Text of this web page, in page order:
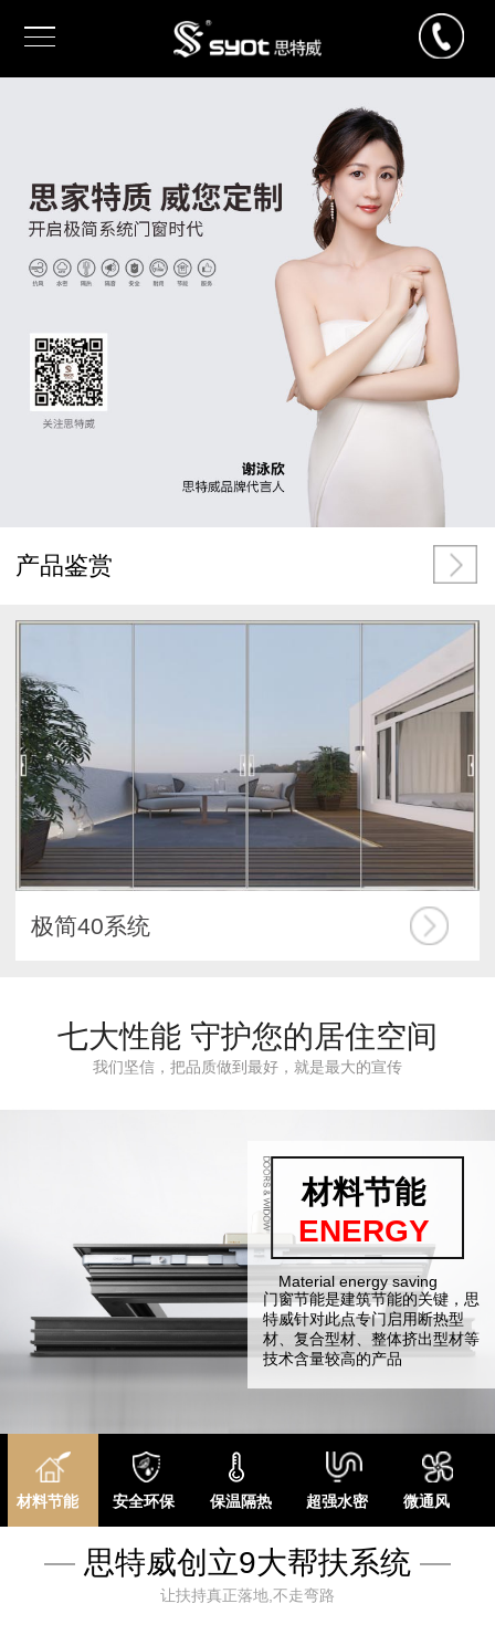
产品鉴赏
极简40系统
极窄45系统
重型50系统
折叠门系统
阳光房系统
七大性能 守护您的居住空间
我们坚信，把品质做到最好，就是最大的宣传
材料节能
ENERGY
Material energy saving
门窗节能是建筑节能的关键，思
特威针对此点专门启用断热型
材、复合型材、整体挤出型材等
技术含量较高的产品
安全环保
SAFETY
SAFETY AND
ENVIRONMENTAL
PROTECION
氟碳喷涂工艺技术
氟碳喷涂具有优异的 抗褪色
酸雨等) ) 的腐蚀性，抗 紫外线
恶劣天气环境氟碳。
保温隔热
WARM
Heat preservation and
heat insulation
断桥结构，配上中空玻璃隔层，
给您一年四季的舒适，
专业的隔热尼龙条，夏天留着冷
超强水密
SEAL UP
SUPER WATERTIGHT
采用中央密封胶条空腔结构，保
证气密、水密隔音性能。
有效阻隔室外污染，防止雨水。
沙尘噪音侵入。
微通风
AERATION
Microventilation mode
思特威门窗，设有微通风模式。
不管是在寒冷的冬天，还是在炎
热的夏天，当家里的空气比较
闷，有异味的时候，打开通风模
多重隔音
SOUND
SAFETY AND
ENVIRONMENTAL
PROTECION
四层密封胶和双层中空玻璃，营
造安静祥和的生活环境。航空级
减噪峰值，可隔绝35分贝噪音
和防撞胶条，四层密封处理，形
成隔绝空间
防盗防爆
PROTECT
Microventilation mode
思特威门窗，设有微通风模式。
不管是在寒冷的冬天，还是在炎
热的夏天，当家里的空气比较
闷，有异味的时候，打开通风模
材料节能 安全环保 保温隔热 超强水密 微通风
防盗防爆
— 思特威创立9大帮扶系统 —
让扶持真正落地,不走弯路